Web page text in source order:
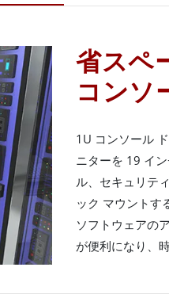
省スペ
コンソ
1U コンソール
ニターを 19 イ
ル、セキュリテ
ック マウントす
ソフトウェアの
が便利になり、